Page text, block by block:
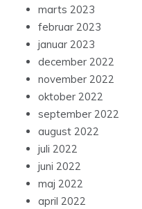
marts 2023
februar 2023
januar 2023
december 2022
november 2022
oktober 2022
september 2022
august 2022
juli 2022
juni 2022
maj 2022
april 2022